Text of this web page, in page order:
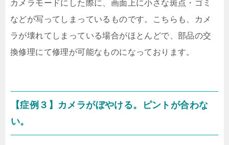
カメラモードにした際に、画面上に小さな斑点・ゴミ
などが写ってしまっているものです。こちらも、カメ
ラが壊れてしまっている場合がほとんどで、部品の交
換修理にて修理が可能なものになっております。
【症例３】カメラがぼやける。ピントが合わな
い。